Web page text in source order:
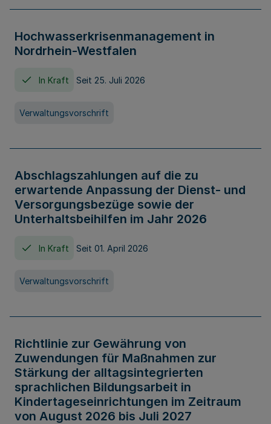
Hochwasserkrisenmanagement in
Nordrhein-Westfalen
In Kraft Seit 25. Juli 2026
Verwaltungsvorschrift
Abschlagszahlungen auf die zu
erwartende Anpassung der Dienst- und
Versorgungsbezüge sowie der
Unterhaltsbeihilfen im Jahr 2026
In Kraft Seit 01. April 2026
Verwaltungsvorschrift
Richtlinie zur Gewährung von
Zuwendungen für Maßnahmen zur
Stärkung der alltagsintegrierten
sprachlichen Bildungsarbeit in
Kindertageseinrichtungen im Zeitraum
von August 2026 bis Juli 2027